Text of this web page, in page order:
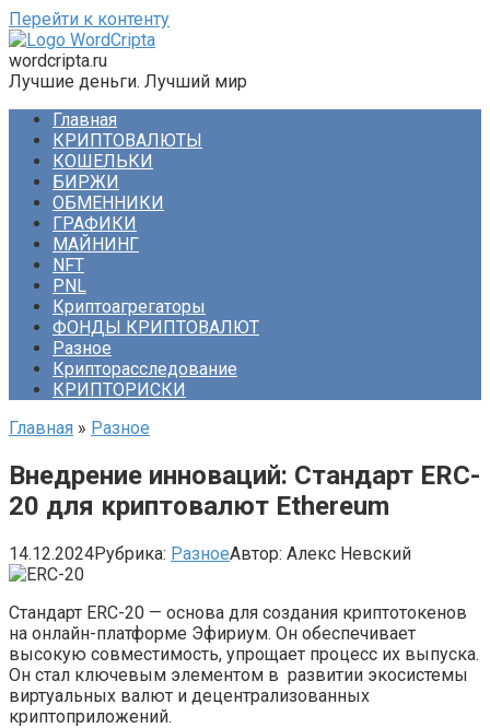
Перейти к контенту
wordcripta.ru
Лучшие деньги. Лучший мир
Главная
КРИПТОВАЛЮТЫ
КОШЕЛЬКИ
БИРЖИ
ОБМЕННИКИ
ГРАФИКИ
МАЙНИНГ
NFT
PNL
Криптоагрегаторы
ФОНДЫ КРИПТОВАЛЮТ
Разное
Крипторасследование
КРИПТОРИСКИ
Главная » Разное
Внедрение инноваций: Стандарт ERC-
20 для криптовалют Ethereum
14.12.2024Рубрика: РазноеАвтор: Алекс Невский
Стандарт ERC-20 — основа для создания криптотокенов
на онлайн-платформе Эфириум. Он обеспечивает
высокую совместимость, упрощает процесс их выпуска.
Он стал ключевым элементом в развитии экосистемы
виртуальных валют и децентрализованных
криптоприложений.